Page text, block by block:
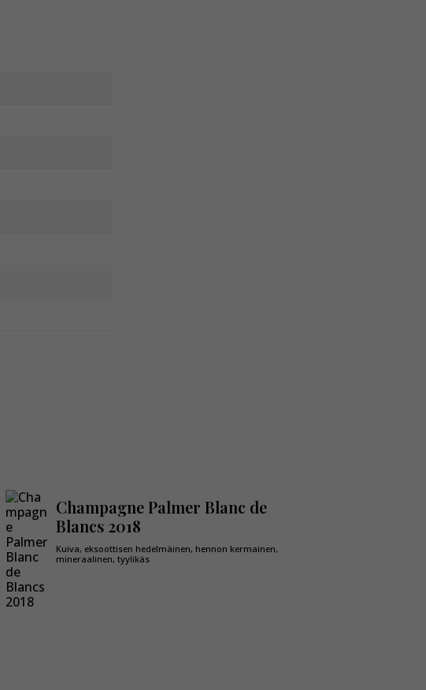
Champagne Palmer Blanc de
Blancs 2018
Kuiva, eksoottisen hedelmäinen, hennon kermainen,
mineraalinen, tyylikäs